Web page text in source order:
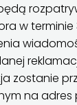
w
zostanie
na